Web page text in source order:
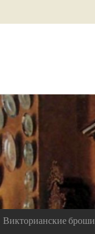
Викторианские броши